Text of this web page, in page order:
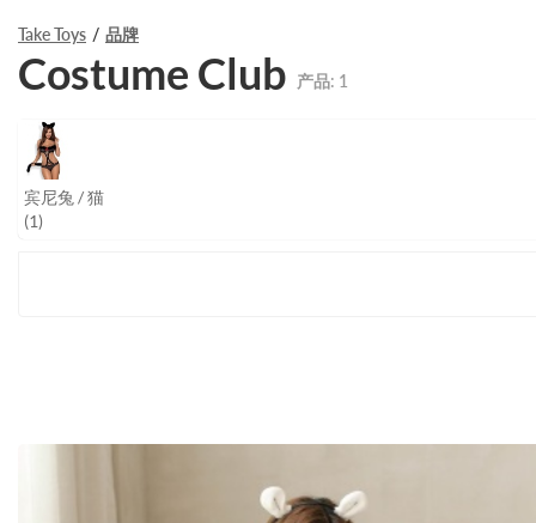
Take Toys 品牌
Costume Club 产品: 1
宾尼兔 / 猫
(1)